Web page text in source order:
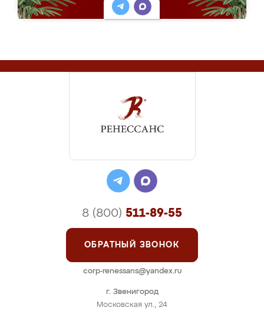
г. Звенигород
Московская ул., 24
8 (800) 511-89-55
ОБРАТНЫЙ ЗВОНОК
corp-renessans@yandex.ru